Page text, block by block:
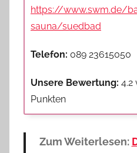
https://www.swm.de/
sauna/suedbad
Telefon: 089 23615050
Unsere Bewertung: 4.2
Punkten
Zum Weiterlesen: